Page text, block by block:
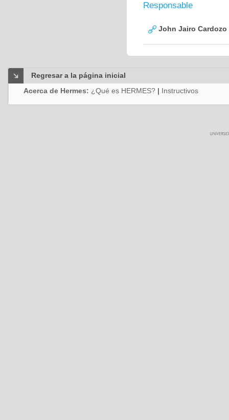
Responsable
John Jairo Cardozo
Regresar a la página inicial
Acerca de Hermes: ¿Qué es HERMES? | Instructivos